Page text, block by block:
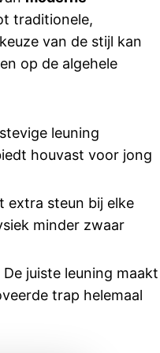
traditionele,
van de stijl kan
op de algehele
leuning
houvast voor jong
extra steun bij elke
minder zwaar
De juiste leuning maakt
trap helemaal